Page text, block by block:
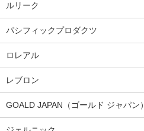
ルリーク
パシフィックプロダクツ
ロレアル
レブロン
GOALD JAPAN（ゴールド ジャパン）